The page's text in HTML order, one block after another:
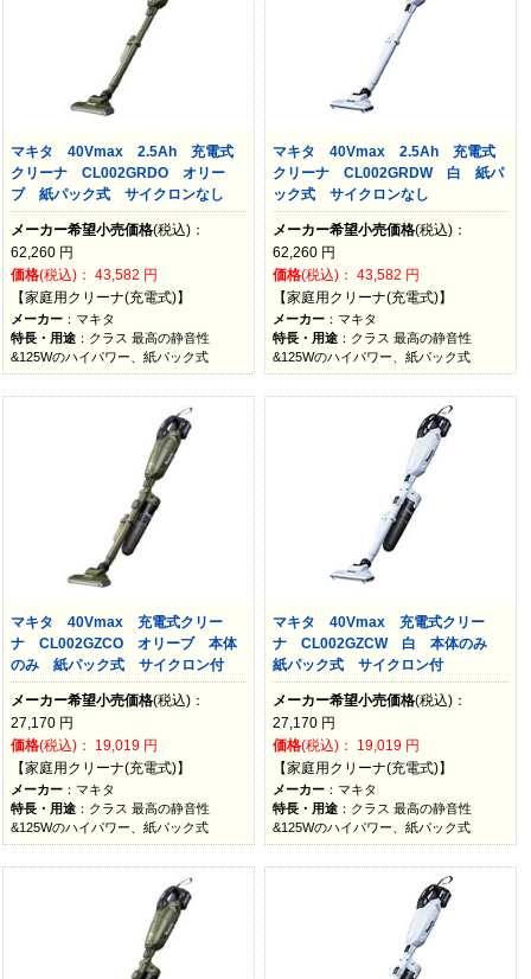
マキタ 40Vmax 2.5Ah 充電式
クリーナ CL002GRDO オリー
ブ 紙パック式 サイクロンなし
メーカー希望小売価格(税込)：
62,260 円
価格(税込)：43,582 円
【家庭用クリーナ(充電式)】
メーカー ：マキタ
特長・用途 ：クラス 最高の静音性
&125Wのハイパワー、紙パック式
マキタ 40Vmax 2.5Ah 充電式
クリーナ CL002GRDW 白 紙パ
ック式 サイクロンなし
メーカー希望小売価格(税込)：
62,260 円
価格(税込)：43,582 円
【家庭用クリーナ(充電式)】
メーカー ：マキタ
特長・用途 ：クラス 最高の静音性
&125Wのハイパワー、紙パック式
マキタ 40Vmax 充電式クリー
ナ CL002GZCO オリーブ 本体
のみ 紙パック式 サイクロン付
メーカー希望小売価格(税込)：
27,170 円
価格(税込)： 19,019 円
【家庭用クリーナ(充電式)】
メーカー ：マキタ
特長・用途 ：クラス 最高の静音性
&125Wのハイパワー、紙パック式
マキタ 40Vmax 充電式クリー
ナ CL002GZCW 白 本体のみ
紙パック式 サイクロン付
メーカー希望小売価格(税込)：
27,170 円
価格(税込)： 19,019 円
【家庭用クリーナ(充電式)】
メーカー ：マキタ
特長・用途 ：クラス 最高の静音性
&125Wのハイパワー、紙パック式